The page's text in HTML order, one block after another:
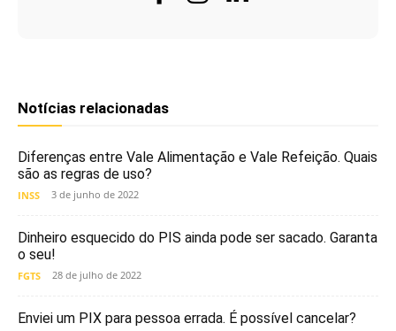
Notícias relacionadas
Diferenças entre Vale Alimentação e Vale Refeição. Quais
são as regras de uso?
INSS 3 de junho de 2022
Dinheiro esquecido do PIS ainda pode ser sacado. Garanta
o seu!
FGTS 28 de julho de 2022
Enviei um PIX para pessoa errada. É possível cancelar?